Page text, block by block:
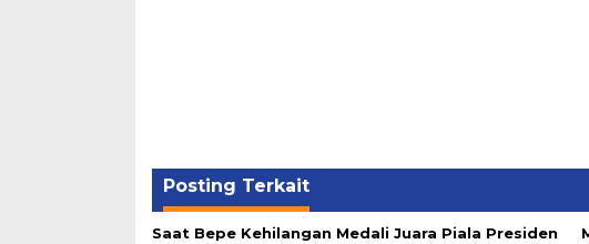
Posting Terkait
Saat Bepe Kehilangan Medali Juara Piala Presiden